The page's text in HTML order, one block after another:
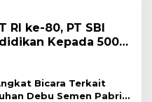
RI ke-80, PT SBI
Kepada 500
Bicara Terkait
Debu Semen Pabrik